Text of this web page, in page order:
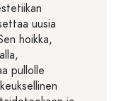
uusia
hoikka,
pullolle